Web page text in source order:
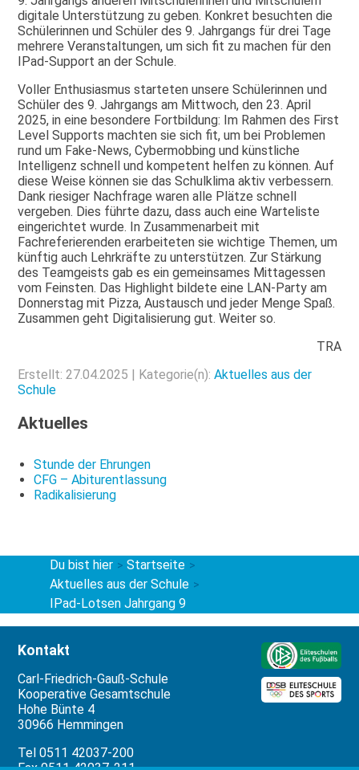
digitale Unterstützung zu geben. Konkret besuchten die
Schülerinnen und Schüler des 9. Jahrgangs für drei Tage
mehrere Veranstaltungen, um sich fit zu machen für den
IPad-Support an der Schule.
Voller Enthusiasmus starteten unsere Schülerinnen und
Schüler des 9. Jahrgangs am Mittwoch, den 23. April
2025, in eine besondere Fortbildung: Im Rahmen des First
Level Supports machten sie sich fit, um bei Problemen
rund um Fake-News, Cybermobbing und künstliche
Intelligenz schnell und kompetent helfen zu können. Auf
diese Weise können sie das Schulklima aktiv verbessern.
Dank riesiger Nachfrage waren alle Plätze schnell
vergeben. Dies führte dazu, dass auch eine Warteliste
eingerichtet wurde. In Zusammenarbeit mit
Fachreferierenden erarbeiteten sie wichtige Themen, um
künftig auch Lehrkräfte zu unterstützen. Zur Stärkung
des Teamgeists gab es ein gemeinsames Mittagessen
vom Feinsten. Das Highlight bildete eine LAN-Party am
Donnerstag mit Pizza, Austausch und jeder Menge Spaß.
Zusammen geht Digitalisierung gut. Weiter so.
TRA
Erstellt: 27.04.2025 | Kategorie(n):Aktuelles aus der
Schule
Aktuelles
Stunde der Ehrungen
CFG – Abiturentlassung
Radikalisierung
Du bist hier > Startseite >
Aktuelles aus der Schule >
IPad-Lotsen Jahrgang 9
Kontakt
Carl-Friedrich-Gauß-Schule
Kooperative Gesamtschule
Hohe Bünte 4
30966 Hemmingen
Tel 0511 42037-200